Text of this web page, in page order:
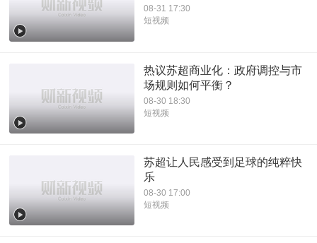
08-31 17:30
短视频
热议苏超商业化：政府调控与市
场规则如何平衡？
08-30 18:30
短视频
苏超让人民感受到足球的纯粹快
乐
08-30 17:00
短视频